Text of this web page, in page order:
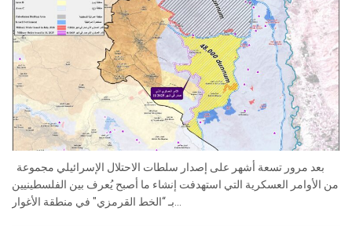
من الأوامر العسكرية التي استهدفت إنشاء ما أصبح يُعرف بين الفلسطينيين
بـ “الخط القرمزي" في منطقة الأغوار...